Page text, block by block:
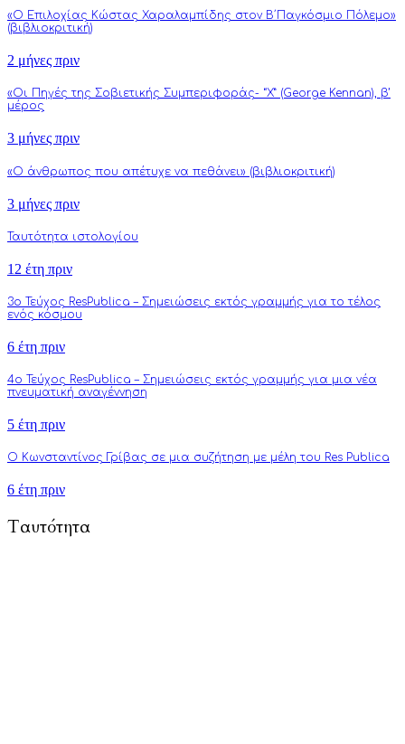
«Ο Επιλοχίας Κώστας Χαραλαμπίδης στον Β΄Παγκόσμιο Πόλεμο»
(βιβλιοκριτική)
2 μήνες πριν
«Οι Πηγές της Σοβιετικής Συμπεριφοράς- “Χ” (George Kennan), β’
μέρος
3 μήνες πριν
«Ο άνθρωπος που απέτυχε να πεθάνει» (βιβλιοκριτική)
3 μήνες πριν
Ταυτότητα ιστολογίου
12 έτη πριν
3o Τεύχος ResPublica – Σημειώσεις εκτός γραμμής για το τέλος
ενός κόσμου
6 έτη πριν
4o Τεύχος ResPublica – Σημειώσεις εκτός γραμμής για μια νέα
πνευματική αναγέννηση
5 έτη πριν
Ο Κωνσταντίνος Γρίβας σε μια συζήτηση με μέλη του Res Publica
6 έτη πριν
Ταυτότητα